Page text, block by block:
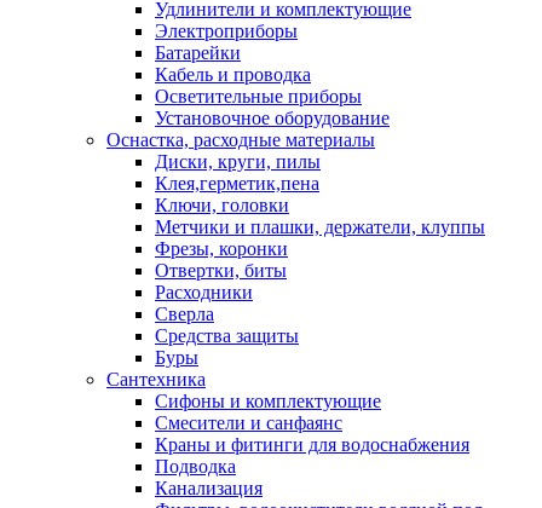
Удлинители и комплектующие
Электроприборы
Батарейки
Кабель и проводка
Осветительные приборы
Установочное оборудование
Оснастка, расходные материалы
Диски, круги, пилы
Клея,герметик,пена
Ключи, головки
Метчики и плашки, держатели, клуппы
Фрезы, коронки
Отвертки, биты
Расходники
Сверла
Средства защиты
Буры
Сантехника
Сифоны и комплектующие
Смесители и санфаянс
Краны и фитинги для водоснабжения
Подводка
Канализация